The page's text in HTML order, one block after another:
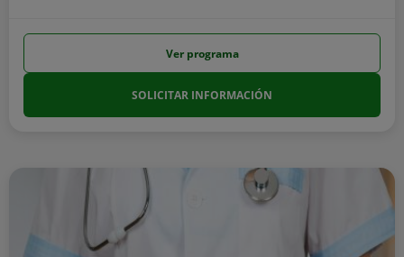
Ver programa
SOLICITAR INFORMACIÓN